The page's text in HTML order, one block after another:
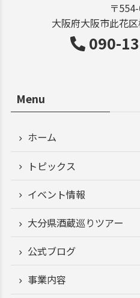
〒
大阪府大阪市此花
090-
Menu
ホーム
トピックス
イベント情報
大分県酒蔵巡りツアー
公式ブログ
事業内容